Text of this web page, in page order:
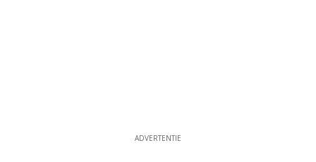
ADVERTENTIE